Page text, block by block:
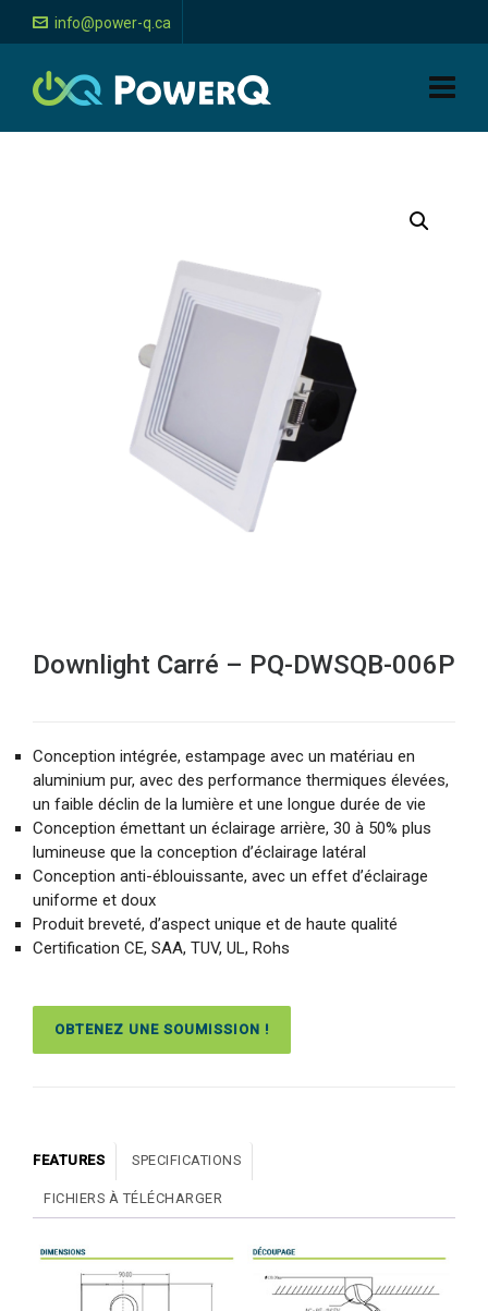
info@power-q.ca
Downlight Carré – PQ-DWSQB-006P
Conception intégrée, estampage avec un matériau en
aluminium pur, avec des performance thermiques élevées,
un faible déclin de la lumière et une longue durée de vie
Conception émettant un éclairage arrière, 30 à 50% plus
lumineuse que la conception d’éclairage latéral
Conception anti-éblouissante, avec un effet d’éclairage
uniforme et doux
Produit breveté, d’aspect unique et de haute qualité
Certification CE, SAA, TUV, UL, Rohs
OBTENEZ UNE SOUMISSION !
FEATURES SPECIFICATIONS
FICHIERS À TÉLÉCHARGER